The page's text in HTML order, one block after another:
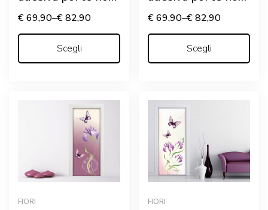
“ROSE DELICATE”
€69,90–€82,90
Scegli
“TULIPANI
BIANCHI”
€69,90–€82,90
Scegli
FIORI FIORI